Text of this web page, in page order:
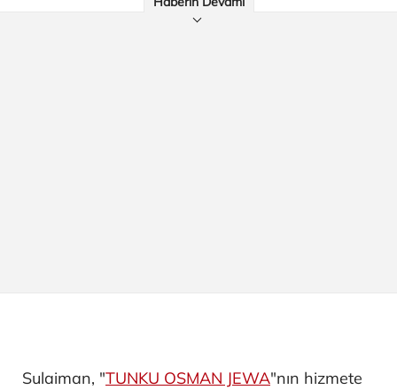
Sulaiman, "TUNKU OSMAN JEWA"nın hizmete